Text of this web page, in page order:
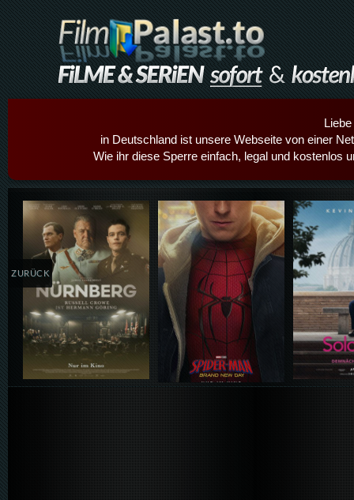
in Deutschland ist unsere Webseite von einer
Wie ihr diese Sperre einfach, legal und kostenlos
Details,Play Details,Play
ZURÜCK